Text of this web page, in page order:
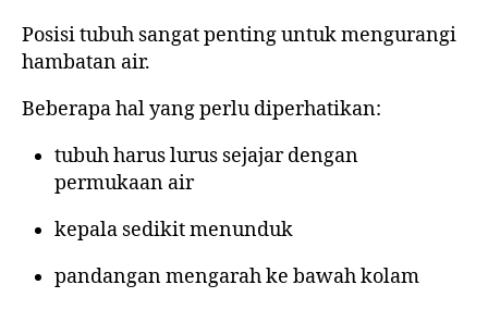
Posisi tubuh sangat penting untuk mengurangi
hambatan air.
Beberapa hal yang perlu diperhatikan:
tubuh harus lurus sejajar dengan
permukaan air
kepala sedikit menunduk
pandangan mengarah ke bawah kolam